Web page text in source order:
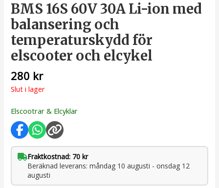
BMS 16S 60V 30A Li-ion med
balansering och
temperaturskydd för
elscooter och elcykel
280 kr
Slut i lager
Elscootrar & Elcyklar
Fraktkostnad: 70 kr
Beräknad leverans: måndag 10 augusti - onsdag 12
augusti